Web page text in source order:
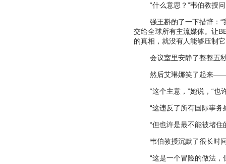
“什么意思？”韦伯教授
强王斟酌了一下措辞： “
交给全球所有主流媒体。让
的真相，就没有人能够压制
会议室里安静了整整五
然后艾琳娜笑了起来
“这个主意， ”她说， “也
“这违反了所有国际事务
“但也许是最不能被堵住
韦伯教授沉默了很长时
“这是一个冒险的做法，